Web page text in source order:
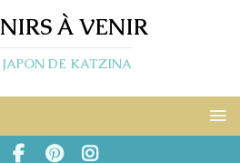
À VENIR
DE KATZINA